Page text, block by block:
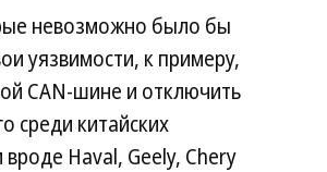
невозможно было бы
уязвимости, к примеру,
CAN-шине и отключить
среди китайских
Haval, Geely, Chery